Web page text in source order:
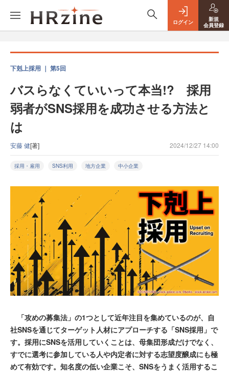
ログイン
新規
会員登録
下剋上採用 ｜ 第5回
バスらなくていいって本当!? 採用
弱者がSNS採用を成功させる方法と
は
安藤 健[著] 2024/12/27 14:00
採用・雇用 SNS利用 地方企業 中小企業
「攻めの募集法」の1つとして近年注目を集めているのが、自
社SNSを通じてターゲット人材にアプローチする「SNS採用」で
す。採用にSNSを活用していくことは、母集団形成だけでなく、
すでに選考に参加している人や内定者に対する志望度醸成にも極
めて有効です。知名度の低い企業こそ、SNSをうまく活用するこ